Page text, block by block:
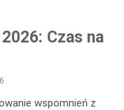
Czas na
wspomnień z